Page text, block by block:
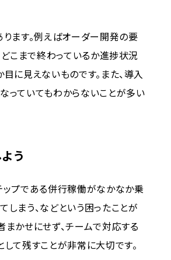
ます。例えばオーダー開発の要
こまで終わっているか進捗状況
に見えないものです。また、導入
っていてもわからないことが多い
う
ップである併行稼働がなかなか乗
まう、などという困ったことが
かせにせず、チームで対応する
て残すことが非常に大切です。